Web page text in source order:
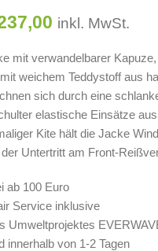
inkl. MwSt.
mit verwandelbarer
weichem Teddystoff aus
sich durch eine
elastische Einsätze
Kite hält die Jacke
Untertritt am Front-
ab 100 Euro
Service inklusive
Umweltprojektes
innerhalb von 1-2 Tagen